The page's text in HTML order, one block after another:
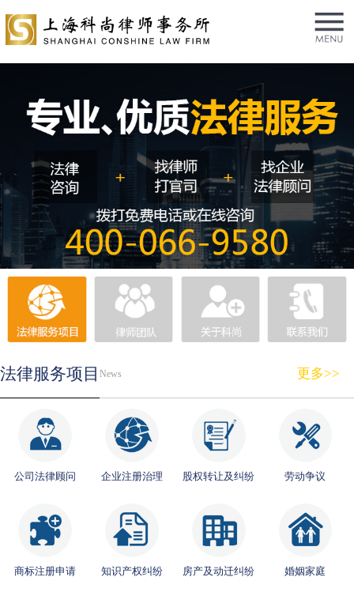
法律服务项目 News 更多>>
公司法律顾问 企业注册治理 股权转让及纠纷 劳动争议
商标注册申请 知识产权纠纷 房产及动迁纠纷 婚姻家庭